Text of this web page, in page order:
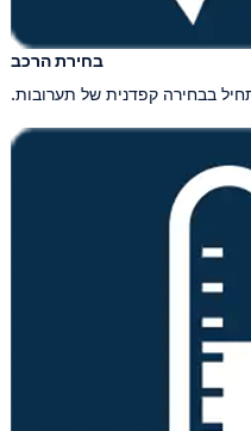
בחירת הרכב
בבחירה קפדנית של תערובות.